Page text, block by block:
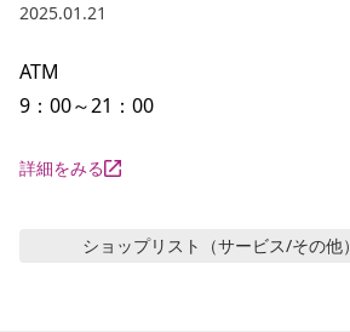
2025.01.21
ATM
9：00～21：00
詳細をみる
ショップリスト（サービス/その他）